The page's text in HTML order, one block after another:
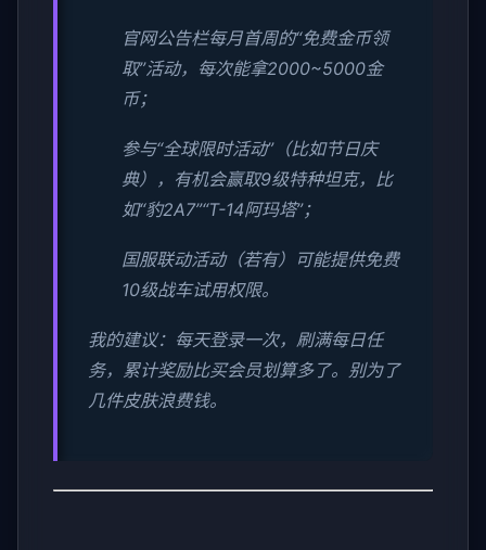
官网公告栏每月首周的“免费金币领
取”活动，每次能拿2000~5000金
币；
参与“全球限时活动”（比如节日庆
典），有机会赢取9级特种坦克，比
如“豹2A7”“T-14阿玛塔”；
国服联动活动（若有）可能提供免费
10级战车试用权限。
我的建议：每天登录一次，刷满每日任
务，累计奖励比买会员划算多了。别为了
几件皮肤浪费钱。